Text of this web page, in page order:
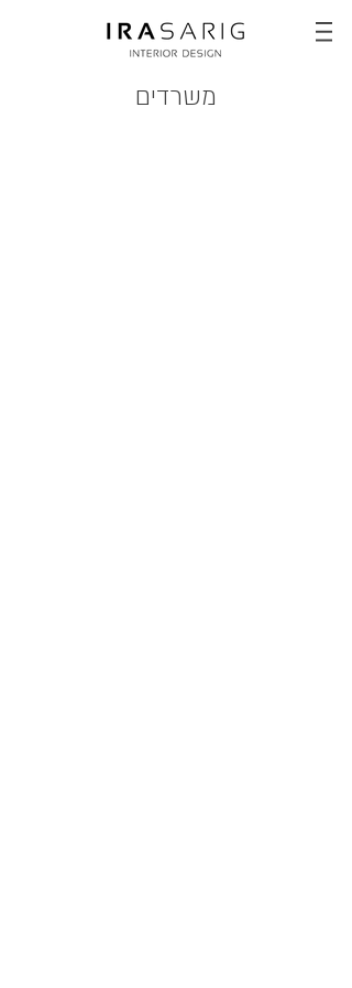
משרדים